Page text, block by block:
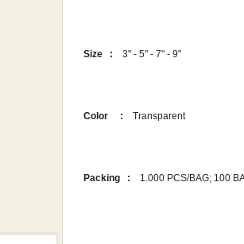
Size : 3" - 5" - 7" - 9"
Color : Transparent
Packing : 1.000 PCS/BAG; 100